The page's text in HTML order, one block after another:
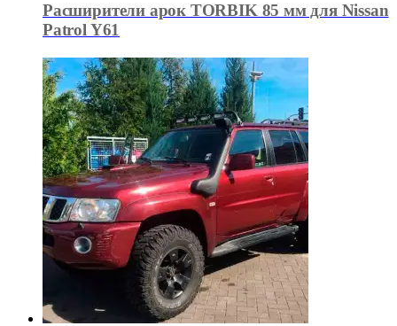
Расширители арок TORBIK 85 мм для Nissan
Patrol Y61